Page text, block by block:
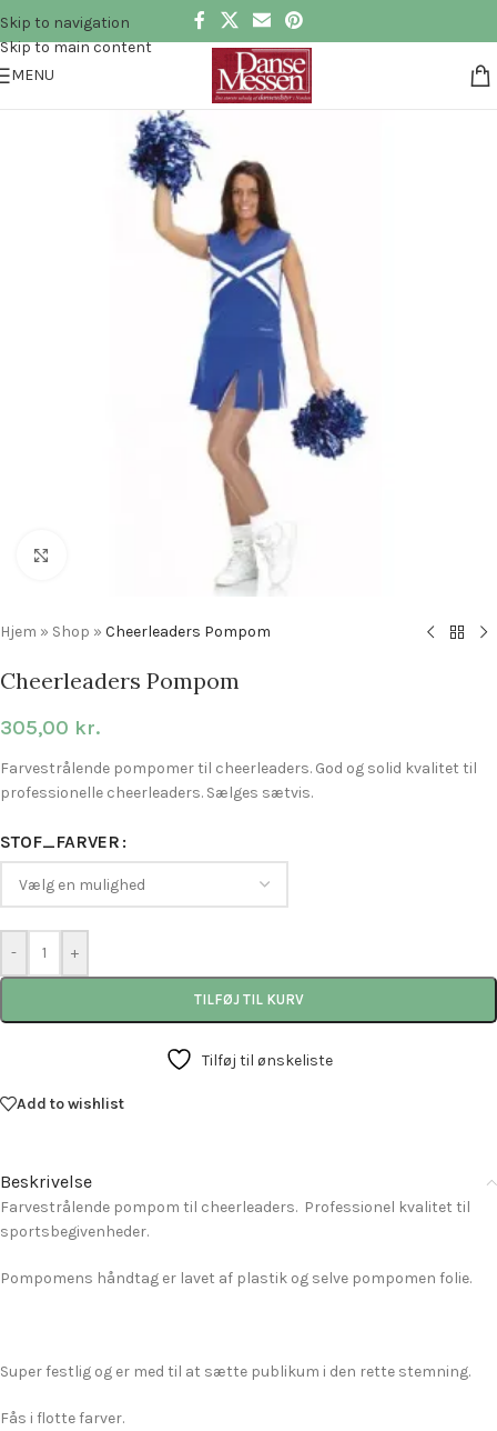
Skip to navigation
Skip to main content
MENU
Hjem » Shop » Cheerleaders Pompom
Cheerleaders Pompom
305,00 kr.
Farvestrålende pompomer til cheerleaders. God og solid kvalitet til
professionelle cheerleaders. Sælges sætvis.
STOF_FARVER
- +
TILFØJ TIL KURV
Tilføj til ønskeliste
Add to wishlist
Beskrivelse
Farvestrålende pompom til cheerleaders. Professionel kvalitet til
sportsbegivenheder.
Pompomens håndtag er lavet af plastik og selve pompomen folie.
Super festlig og er med til at sætte publikum i den rette stemning.
Fås i flotte farver.